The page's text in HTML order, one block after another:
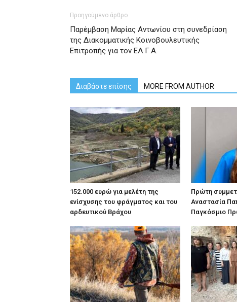
Προηγούμενο άρθρο
Παρέμβαση Μαρίας Αντωνίου στη συνεδρίαση
της Διακομματικής Κοινοβουλευτικής
Επιτροπής για τον ΕΛ.Γ.Α.
Διαβάστε επίσης MORE FROM AUTHOR
152.000 ευρώ για μελέτη της
ενίσχυσης του φράγματος και του
αρδευτικού Βράχου
Πρώτη
Αναστασία
Παγκόσμιο